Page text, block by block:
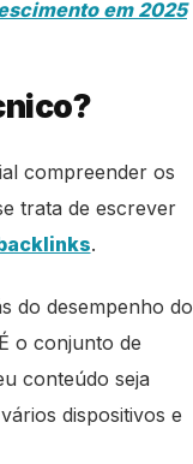
em 2025
compreender os
trata de escrever
.
do desempenho do
o conjunto de
conteúdo seja
dispositivos e